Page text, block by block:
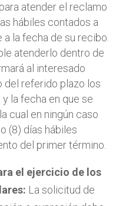
atender el reclamo
hábiles contados a
la fecha de su recibo.
atenderlo dentro de
al interesado
del referido plazo los
la fecha en que se
cual en ningún caso
(8) días hábiles
del primer término.
el ejercicio de los
La solicitud de